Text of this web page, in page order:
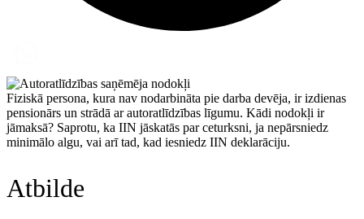
Fiziskā persona, kura nav nodarbināta pie darba devēja, ir izdienas
pensionārs un strādā ar autoratlīdzības līgumu. Kādi nodokļi ir
jāmaksā? Saprotu, ka IIN jāskatās par ceturksni, ja nepārsniedz
minimālo algu, vai arī tad, kad iesniedz IIN deklarāciju.
Atbilde